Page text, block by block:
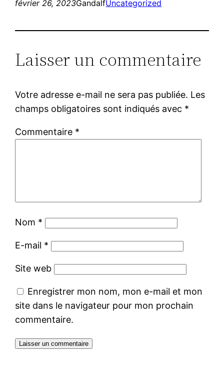
février 26, 2023GandalfUncategorized
Laisser un commentaire
Votre adresse e-mail ne sera pas publiée. Les
champs obligatoires sont indiqués avec *
Commentaire *
Nom *
E-mail *
Site web
Enregistrer mon nom, mon e-mail et mon
site dans le navigateur pour mon prochain
commentaire.